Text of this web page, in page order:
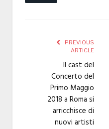
PREVIOUS
ARTICLE
Il cast del
Concerto del
Primo Maggio
2018 a Roma si
arricchisce di
nuovi artisti